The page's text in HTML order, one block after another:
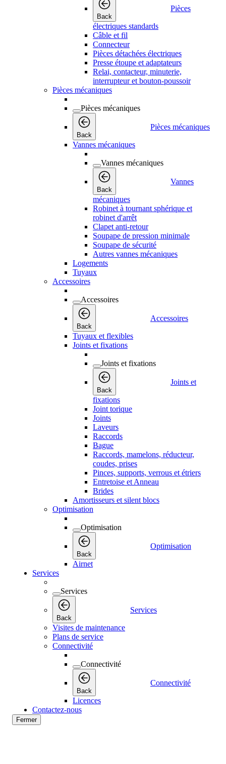
Back
Pièces
électriques standards
Câble et fil
Connecteur
Pièces détachées électriques
Presse étoupe et adaptateurs
Relai, contacteur, minuterie,
interrupteur et bouton-poussoir
Pièces mécaniques
Pièces mécaniques
Back
Pièces mécaniques
Vannes mécaniques
Vannes mécaniques
Back
Vannes
mécaniques
Robinet à tournant sphérique et
robinet d'arrêt
Clapet anti-retour
Soupape de pression minimale
Soupape de sécurité
Autres vannes mécaniques
Logements
Tuyaux
Accessoires
Accessoires
Back
Accessoires
Tuyaux et flexibles
Joints et fixations
Joints et fixations
Back
Joints et
fixations
Joint torique
Joints
Laveurs
Raccords
Bague
Raccords, mamelons, réducteur,
coudes, prises
Pinces, supports, verrous et étriers
Entretoise et Anneau
Brides
Amortisseurs et silent blocs
Optimisation
Optimisation
Back
Optimisation
Airnet
Services
Services
Back
Services
Visites de maintenance
Plans de service
Connectivité
Connectivité
Back
Connectivité
Licences
Contactez-nous
Fermer